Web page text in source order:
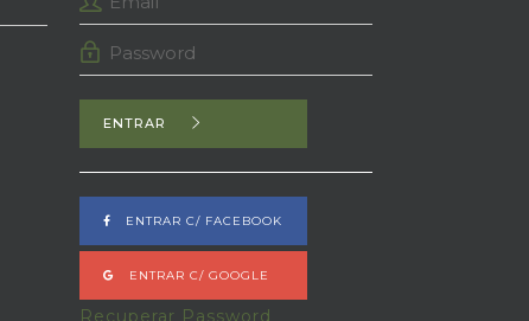
ENTRAR
ENTRAR C/ FACEBOOK
ENTRAR C/ GOOGLE
Recuperar Password